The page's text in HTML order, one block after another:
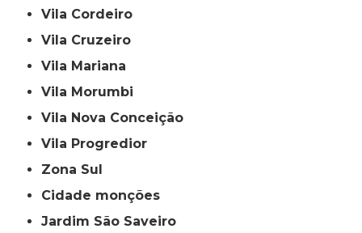
Vila Cordeiro
Vila Cruzeiro
Vila Mariana
Vila Morumbi
Vila Nova Conceição
Vila Progredior
Zona Sul
cidade monções
jardim São Saveiro